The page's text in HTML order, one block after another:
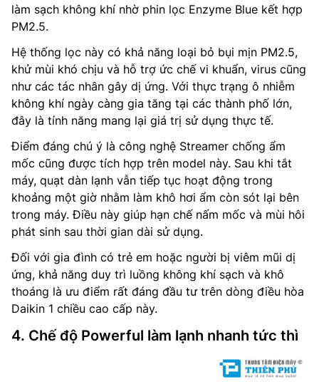
làm sạch không khí nhờ phin lọc Enzyme Blue kết hợp
PM2.5.
Hệ thống lọc này có khả năng loại bỏ bụi mịn PM2.5,
khử mùi khó chịu và hỗ trợ ức chế vi khuẩn, virus cũng
như các tác nhân gây dị ứng. Với thực trạng ô nhiễm
không khí ngày càng gia tăng tại các thành phố lớn,
đây là tính năng mang lại giá trị sử dụng thực tế.
Điểm đáng chú ý là công nghệ Streamer chống ẩm
mốc cũng được tích hợp trên model này. Sau khi tắt
máy, quạt dàn lạnh vẫn tiếp tục hoạt động trong
khoảng một giờ nhằm làm khô hơi ẩm còn sót lại bên
trong máy. Điều này giúp hạn chế nấm mốc và mùi hôi
phát sinh sau thời gian dài sử dụng.
Đối với gia đình có trẻ em hoặc người bị viêm mũi dị
ứng, khả năng duy trì luồng không khí sạch và khô
thoáng là ưu điểm rất đáng đầu tư trên dòng điều hòa
Daikin 1 chiều cao cấp này.
4. Chế độ Powerful làm lạnh nhanh tức thì